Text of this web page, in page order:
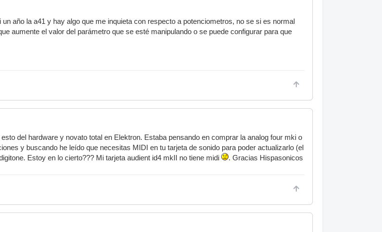
año la a41 y hay algo que me inquieta con respecto a potenciometros, no se si es normal
aumente el valor del parámetro que se esté manipulando o se puede configurar para que
del hardware y novato total en Elektron. Estaba pensando en comprar la analog four mki o
y buscando he leído que necesitas MIDI en tu tarjeta de sonido para poder actualizarlo (el
Estoy en lo cierto??? Mi tarjeta audient id4 mkII no tiene midi
. Gracias Hispasonicos